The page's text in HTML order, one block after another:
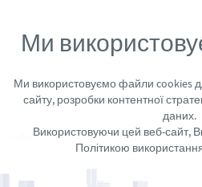
Публічна оферта
Політика
Розроблено в
Ми
Ми використовуємо файли cookies
сайту, розробки контентної
даних.
Використовуючи цей веб-сайт,
Політикою